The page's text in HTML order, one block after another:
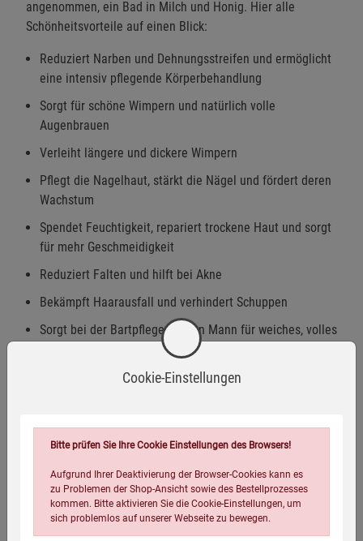
angenommen, ein Bad in Milch und Honig. Hier alle
Schönheitsvorteile auf einen Blick:
Reduziert Narben und Dehnungsstreifen und ermöglicht
eine intensiv pflegende Körperbehandlung
Sorgt für schöne Wimpern und natürlich volle
Augenbrauen
Verleiht längere und dickere Wimpern
Pflegt die Nagelhaut, stärkt die Nägel und fördert deren
Wachstum
Spendet Feuchtigkeit, repariert trockene Haut und sorgt
für mehr Geschmeidigkeit
Reduziert Falten und hilft bei Akne
Bekämpft Haarausfall und verhindert Schuppen
Sorgt bei der Bartpflege für den Mann für weiches, volles
sowie diszipliniertes Haar und stimuliert das Wachstum
Das native Rizinusöl entspricht der Spezifikation
Rohstoffherkunft:Indien
CAS-Nummer:8001-79-4
EINECS-Nummer:232-293-8
Hergestellt und geprüft in Deutschland für Kopp Verlag
Cookie-Einstellungen
Bitte prüfen Sie Ihre Cookie Einstellungen des Browsers!
Aufgrund Ihrer Deaktivierung der Browser-Cookies kann es
zu Problemen der Shop-Ansicht sowie des Bestellprozesses
kommen. Bitte aktivieren Sie die Cookie-Einstellungen, um
sich problemlos auf unserer Webseite zu bewegen.